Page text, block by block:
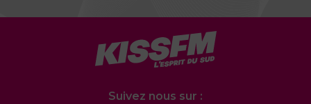
Suivez nous sur :